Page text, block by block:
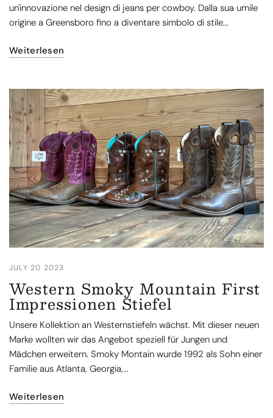
un'innovazione nel design di jeans per cowboy. Dalla sua umile
origine a Greensboro fino a diventare simbolo di stile...
Weiterlesen
JULY 20 2023
Western Smoky Mountain First
Impressionen Stiefel
Unsere Kollektion an Westernstiefeln wächst. Mit dieser neuen
Marke wollten wir das Angebot speziell für Jungen und
Mädchen erweitern. Smoky Montain wurde 1992 als Sohn einer
Familie aus Atlanta, Georgia,...
Weiterlesen